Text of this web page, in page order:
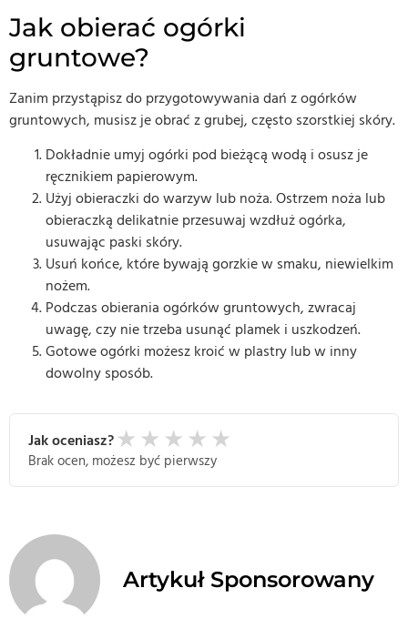
Jak obierać ogórki
gruntowe?
Zanim przystąpisz do przygotowywania dań z ogórków
gruntowych, musisz je obrać z grubej, często szorstkiej skóry.
Dokładnie umyj ogórki pod bieżącą wodą i osusz je
ręcznikiem papierowym.
Użyj obieraczki do warzyw lub noża. Ostrzem noża lub
obieraczką delikatnie przesuwaj wzdłuż ogórka,
usuwając paski skóry.
Usuń końce, które bywają gorzkie w smaku, niewielkim
nożem.
Podczas obierania ogórków gruntowych, zwracaj
uwagę, czy nie trzeba usunąć plamek i uszkodzeń.
Gotowe ogórki możesz kroić w plastry lub w inny
dowolny sposób.
Jak oceniasz? ★ ★ ★ ★ ★
Brak ocen, możesz być pierwszy
Artykuł Sponsorowany